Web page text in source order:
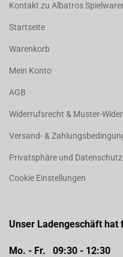
Kontakt zu Albatros
Startseite
Warenkorb
Mein Konto
AGB
Widerrufsrecht & Muster-
Versand- &
Privatsphäre und Datenschutz
Cookie Einstellungen
Unser Ladengeschäft hat
Mo. - Fr. 09:30 - 12:30